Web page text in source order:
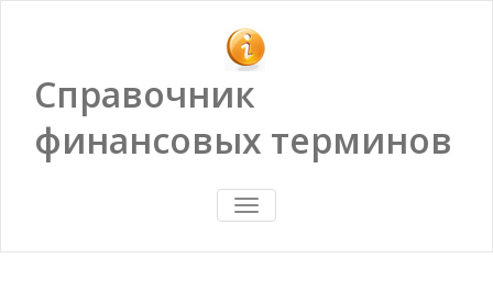
Справочник
финансовых терминов
ПОКАЗАТЬ/
СКРЫТЬ